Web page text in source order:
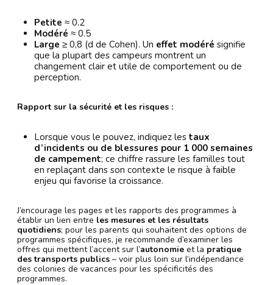
Petite ≈ 0.2
Modéré ≈ 0.5
Large ≥ 0,8 (d de Cohen). Un effet modéré signifie
que la plupart des campeurs montrent un
changement clair et utile de comportement ou de
perception.
Rapport sur la sécurité et les risques :
Lorsque vous le pouvez, indiquez les taux
d’incidents ou de blessures pour 1 000 semaines
de campement; ce chiffre rassure les familles tout
en replaçant dans son contexte le risque à faible
enjeu qui favorise la croissance.
J’encourage les pages et les rapports des programmes à
établir un lien entre les mesures et les résultats
quotidiens; pour les parents qui souhaitent des options de
programmes spécifiques, je recommande d’examiner les
offres qui mettent l’accent sur l’autonomie et la pratique
des transports publics – voir plus loin sur l’indépendance
des colonies de vacances pour les spécificités des
programmes.